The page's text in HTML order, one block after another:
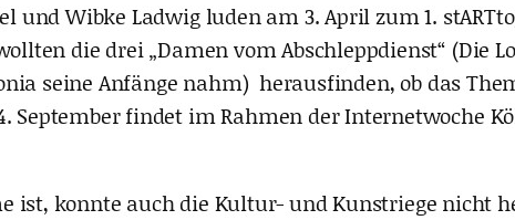
und Wibke Ladwig luden am 3. April zum 1.
die drei „Damen vom Abschleppdienst“ (Die
seine Anfänge nahm) herausfinden, ob das
September findet im Rahmen der Internetwoche
ist, konnte auch die Kultur- und Kunstriege nicht